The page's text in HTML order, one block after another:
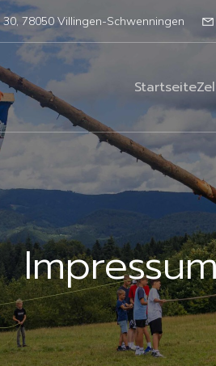
78050 Villingen-Schwenningen
Startseite